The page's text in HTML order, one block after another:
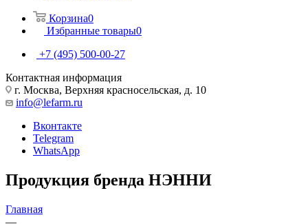
Корзина0
Избранные товары0
+7 (495) 500-00-27
Контактная информация
г. Москва, Верхняя красносельская, д. 10
info@lefarm.ru
Вконтакте
Telegram
WhatsApp
Продукция бренда НЭННИ
Главная
—